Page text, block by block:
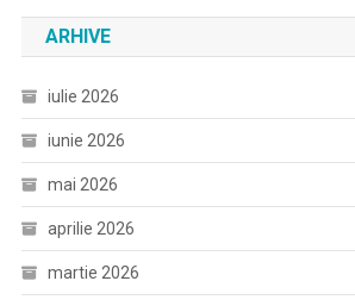
ARHIVE
iulie 2026
iunie 2026
mai 2026
aprilie 2026
martie 2026